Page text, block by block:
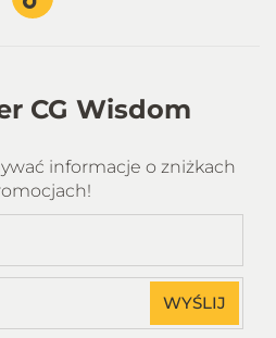
CG Wisdom
o zniżkach
WYŚLIJ